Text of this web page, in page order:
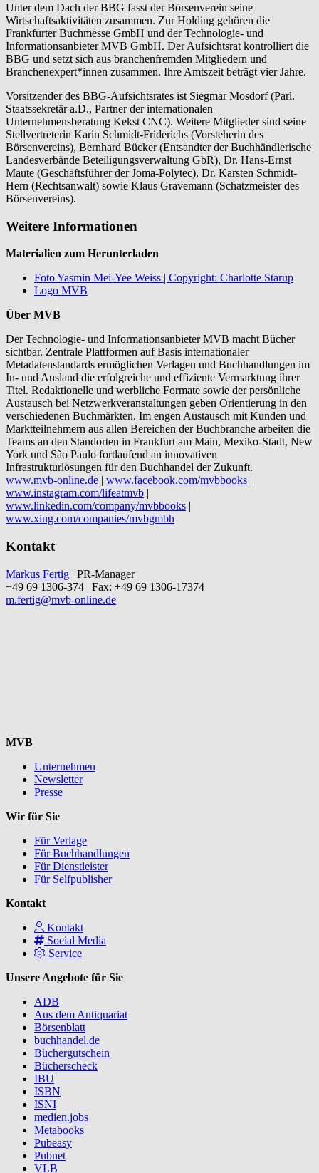
Unter dem Dach der BBG fasst der Börsenverein seine
Wirtschaftsaktivitäten zusammen. Zur Holding gehören die
Frankfurter Buchmesse GmbH und der Technologie- und
Informationsanbieter MVB GmbH. Der Aufsichtsrat kontrolliert die
BBG und setzt sich aus branchenfremden Mitgliedern und
Branchenexpert*innen zusammen. Ihre Amtszeit beträgt vier Jahre.
Vorsitzender des BBG-Aufsichtsrates ist Siegmar Mosdorf (Parl.
Staatssekretär a.D., Partner der internationalen
Unternehmensberatung Kekst CNC). Weitere Mitglieder sind seine
Stellvertreterin Karin Schmidt-Friderichs (Vorsteherin des
Börsenvereins), Bernhard Bücker (Entsandter der Buchhändlerische
Landesverbände Beteiligungsverwaltung GbR), Dr. Hans-Ernst
Maute (Geschäftsführer der Joma-Polytec), Dr. Karsten Schmidt-
Hern (Rechtsanwalt) sowie Klaus Gravemann (Schatzmeister des
Börsenvereins).
Weitere Informationen
Materialien zum Herunterladen
Foto Yasmin Mei-Yee Weiss | Copyright: Charlotte Starup
Logo MVB
Über MVB
Der Technologie- und Informationsanbieter MVB macht Bücher
sichtbar. Zentrale Plattformen auf Basis internationaler
Metadatenstandards ermöglichen Verlagen und Buchhandlungen im
In- und Ausland die erfolgreiche und effiziente Vermarktung ihrer
Titel. Redaktionelle und werbliche Formate sowie der persönliche
Austausch bei Netzwerkveranstaltungen geben Orientierung in den
verschiedenen Buchmärkten. Im engen Austausch mit Kunden und
Marktteilnehmern aus allen Bereichen der Buchbranche arbeiten die
Teams an den Standorten in Frankfurt am Main, Mexiko-Stadt, New
York und São Paulo fortlaufend an innovativen
Infrastrukturlösungen für den Buchhandel der Zukunft.
www.mvb-online.de | www.facebook.com/mvbbooks |
www.instagram.com/lifeatmvb |
www.linkedin.com/company/mvbbooks |
www.xing.com/companies/mvbgmbh
Kontakt
Markus Fertig | PR-Manager
+49 69 1306-374 | Fax: +49 69 1306-17374
m.fertig@mvb-online.de
MVB
Unternehmen
Newsletter
Presse
Wir für Sie
Für Verlage
Für Buchhandlungen
Für Dienstleister
Für Selfpublisher
Kontakt
Kontakt
Social Media
Service
Unsere Angebote für Sie
ADB
Aus dem Antiquariat
Börsenblatt
buchhandel.de
Büchergutschein
Bücherscheck
IBU
ISBN
ISNI
medien.jobs
Metabooks
Pubeasy
Pubnet
VLB